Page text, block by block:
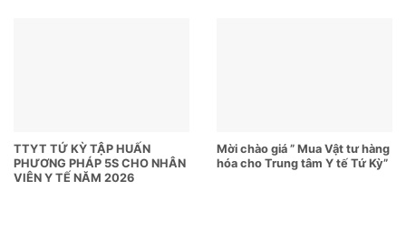
TTYT TỨ KỲ TẬP HUẤN
PHƯƠNG PHÁP 5S CHO NHÂN
VIÊN Y TẾ NĂM 2026
Mời chào giá ” Mua Vật tư hàng
hóa cho Trung tâm Y tế Tứ Kỳ”